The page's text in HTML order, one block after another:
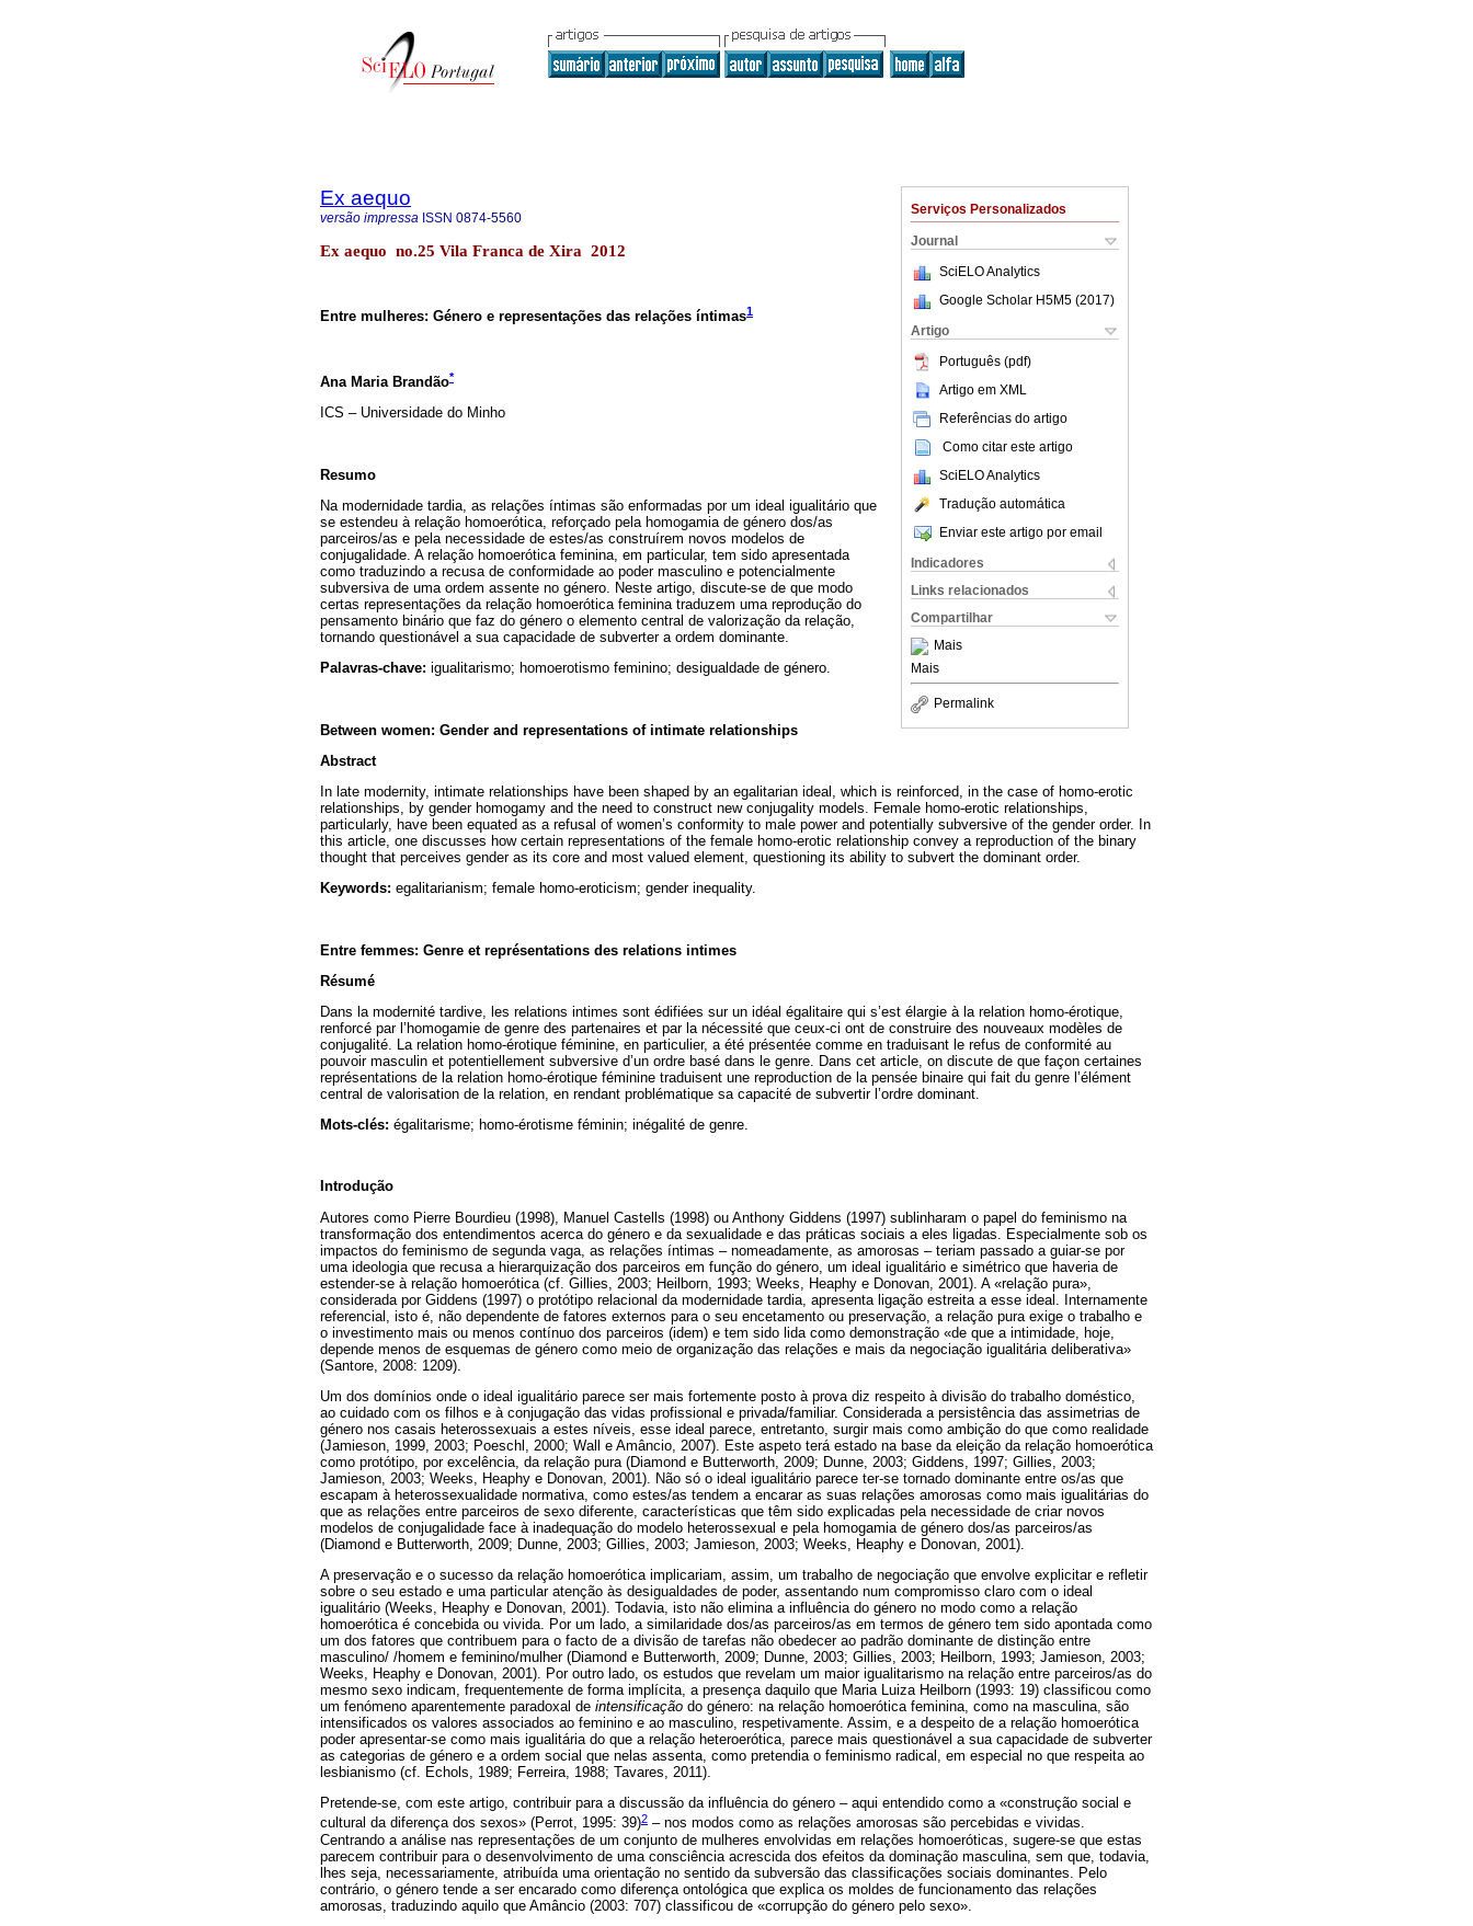
Serviços Personalizados
Journal
SciELO Analytics
Google Scholar H5M5 (2017)
Artigo
Português (pdf)
Artigo em XML
Referências do artigo
Como citar este artigo
SciELO Analytics
Tradução automática
Enviar este artigo por email
Indicadores
Links relacionados
Compartilhar
Mais
Mais
Permalink
Ex aequo
versão impressa ISSN 0874-5560
Ex aequo no.25 Vila Franca de Xira 2012
Entre mulheres: Género e representações das relações íntimas1
Ana Maria Brandão*
ICS – Universidade do Minho
Resumo
Na modernidade tardia, as relações íntimas são enformadas por um ideal igualitário que
se estendeu à relação homoerótica, reforçado pela homogamia de género dos/as
parceiros/as e pela necessidade de estes/as construírem novos modelos de
conjugalidade. A relação homoerótica feminina, em particular, tem sido apresentada
como traduzindo a recusa de conformidade ao poder masculino e potencialmente
subversiva de uma ordem assente no género. Neste artigo, discute-se de que modo
certas representações da relação homoerótica feminina traduzem uma reprodução do
pensamento binário que faz do género o elemento central de valorização da relação,
tornando questionável a sua capacidade de subverter a ordem dominante.
Palavras-chave: igualitarismo; homoerotismo feminino; desigualdade de género.
Between women: Gender and representations of intimate relationships
Abstract
In late modernity, intimate relationships have been shaped by an egalitarian ideal, which is reinforced, in the case of homo-erotic
relationships, by gender homogamy and the need to construct new conjugality models. Female homo-erotic relationships,
particularly, have been equated as a refusal of women’s conformity to male power and potentially subversive of the gender order. In
this article, one discusses how certain representations of the female homo-erotic relationship convey a reproduction of the binary
thought that perceives gender as its core and most valued element, questioning its ability to subvert the dominant order.
Keywords: egalitarianism; female homo-eroticism; gender inequality.
Entre femmes: Genre et représentations des relations intimes
Résumé
Dans la modernité tardive, les relations intimes sont édifiées sur un idéal égalitaire qui s’est élargie à la relation homo-érotique,
renforcé par l’homogamie de genre des partenaires et par la nécessité que ceux-ci ont de construire des nouveaux modèles de
conjugalité. La relation homo-érotique féminine, en particulier, a été présentée comme en traduisant le refus de conformité au
pouvoir masculin et potentiellement subversive d’un ordre basé dans le genre. Dans cet article, on discute de que façon certaines
représentations de la relation homo-érotique féminine traduisent une reproduction de la pensée binaire qui fait du genre l’élément
central de valorisation de la relation, en rendant problématique sa capacité de subvertir l’ordre dominant.
Mots-clés: égalitarisme; homo-érotisme féminin; inégalité de genre.
Introdução
Autores como Pierre Bourdieu (1998), Manuel Castells (1998) ou Anthony Giddens (1997) sublinharam o papel do feminismo na
transformação dos entendimentos acerca do género e da sexualidade e das práticas sociais a eles ligadas. Especialmente sob os
impactos do feminismo de segunda vaga, as relações íntimas – nomeadamente, as amorosas – teriam passado a guiar-se por
uma ideologia que recusa a hierarquização dos parceiros em função do género, um ideal igualitário e simétrico que haveria de
estender-se à relação homoerótica (cf. Gillies, 2003; Heilborn, 1993; Weeks, Heaphy e Donovan, 2001). A «relação pura»,
considerada por Giddens (1997) o protótipo relacional da modernidade tardia, apresenta ligação estreita a esse ideal. Internamente
referencial, isto é, não dependente de fatores externos para o seu encetamento ou preservação, a relação pura exige o trabalho e
o investimento mais ou menos contínuo dos parceiros (idem) e tem sido lida como demonstração «de que a intimidade, hoje,
depende menos de esquemas de género como meio de organização das relações e mais da negociação igualitária deliberativa»
(Santore, 2008: 1209).
Um dos domínios onde o ideal igualitário parece ser mais fortemente posto à prova diz respeito à divisão do trabalho doméstico,
ao cuidado com os filhos e à conjugação das vidas profissional e privada/familiar. Considerada a persistência das assimetrias de
género nos casais heterossexuais a estes níveis, esse ideal parece, entretanto, surgir mais como ambição do que como realidade
(Jamieson, 1999, 2003; Poeschl, 2000; Wall e Amâncio, 2007). Este aspeto terá estado na base da eleição da relação homoerótica
como protótipo, por excelência, da relação pura (Diamond e Butterworth, 2009; Dunne, 2003; Giddens, 1997; Gillies, 2003;
Jamieson, 2003; Weeks, Heaphy e Donovan, 2001). Não só o ideal igualitário parece ter-se tornado dominante entre os/as que
escapam à heterossexualidade normativa, como estes/as tendem a encarar as suas relações amorosas como mais igualitárias do
que as relações entre parceiros de sexo diferente, características que têm sido explicadas pela necessidade de criar novos
modelos de conjugalidade face à inadequação do modelo heterossexual e pela homogamia de género dos/as parceiros/as
(Diamond e Butterworth, 2009; Dunne, 2003; Gillies, 2003; Jamieson, 2003; Weeks, Heaphy e Donovan, 2001).
A preservação e o sucesso da relação homoerótica implicariam, assim, um trabalho de negociação que envolve explicitar e refletir
sobre o seu estado e uma particular atenção às desigualdades de poder, assentando num compromisso claro com o ideal
igualitário (Weeks, Heaphy e Donovan, 2001). Todavia, isto não elimina a influência do género no modo como a relação
homoerótica é concebida ou vivida. Por um lado, a similaridade dos/as parceiros/as em termos de género tem sido apontada como
um dos fatores que contribuem para o facto de a divisão de tarefas não obedecer ao padrão dominante de distinção entre
masculino/ /homem e feminino/mulher (Diamond e Butterworth, 2009; Dunne, 2003; Gillies, 2003; Heilborn, 1993; Jamieson, 2003;
Weeks, Heaphy e Donovan, 2001). Por outro lado, os estudos que revelam um maior igualitarismo na relação entre parceiros/as do
mesmo sexo indicam, frequentemente de forma implícita, a presença daquilo que Maria Luiza Heilborn (1993: 19) classificou como
um fenómeno aparentemente paradoxal de intensificação do género: na relação homoerótica feminina, como na masculina, são
intensificados os valores associados ao feminino e ao masculino, respetivamente. Assim, e a despeito de a relação homoerótica
poder apresentar-se como mais igualitária do que a relação heteroerótica, parece mais questionável a sua capacidade de subverter
as categorias de género e a ordem social que nelas assenta, como pretendia o feminismo radical, em especial no que respeita ao
lesbianismo (cf. Echols, 1989; Ferreira, 1988; Tavares, 2011).
Pretende-se, com este artigo, contribuir para a discussão da influência do género – aqui entendido como a «construção social e
cultural da diferença dos sexos» (Perrot, 1995: 39)2 – nos modos como as relações amorosas são percebidas e vividas.
Centrando a análise nas representações de um conjunto de mulheres envolvidas em relações homoeróticas, sugere-se que estas
parecem contribuir para o desenvolvimento de uma consciência acrescida dos efeitos da dominação masculina, sem que, todavia,
lhes seja, necessariamente, atribuída uma orientação no sentido da subversão das classificações sociais dominantes. Pelo
contrário, o género tende a ser encarado como diferença ontológica que explica os moldes de funcionamento das relações
amorosas, traduzindo aquilo que Amâncio (2003: 707) classificou de «corrupção do género pelo sexo».